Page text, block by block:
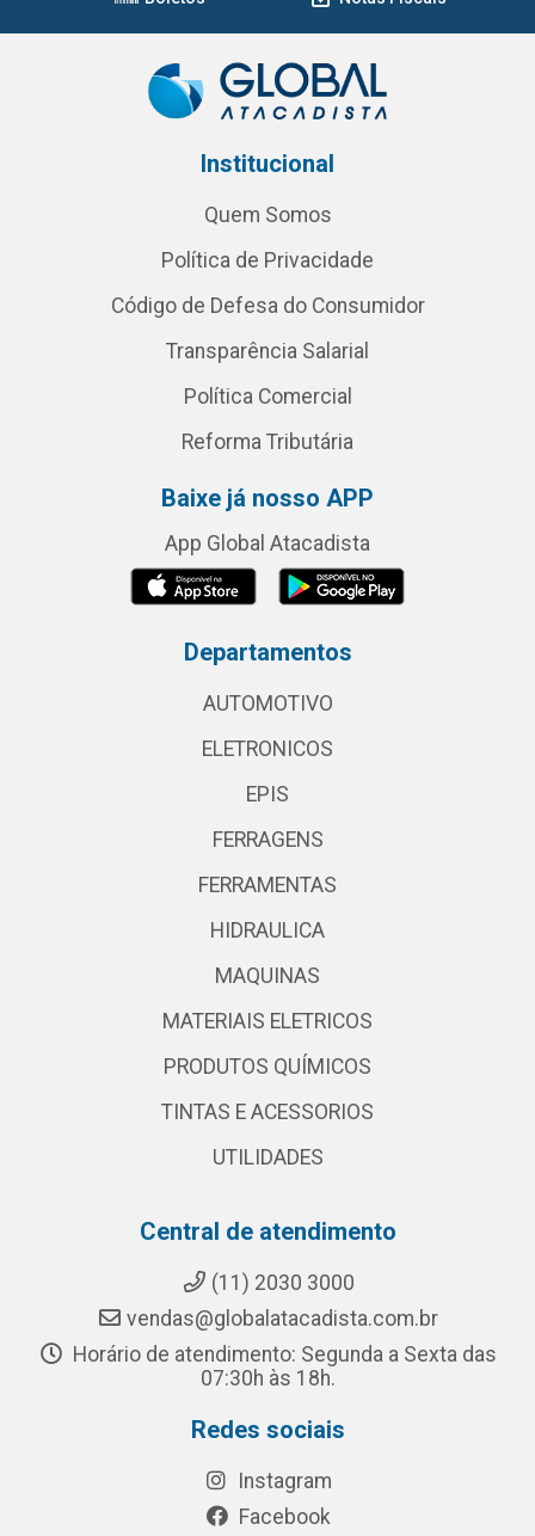
Institucional
Quem Somos
Política de Privacidade
Código de Defesa do Consumidor
Transparência Salarial
Política Comercial
Reforma Tributária
Baixe já nosso APP
App Global Atacadista
Departamentos
AUTOMOTIVO
ELETRONICOS
EPIS
FERRAGENS
FERRAMENTAS
HIDRAULICA
MAQUINAS
MATERIAIS ELETRICOS
PRODUTOS QUÍMICOS
TINTAS E ACESSORIOS
UTILIDADES
Central de atendimento
(11) 2030 3000
vendas@globalatacadista.com.br
Horário de atendimento: Segunda a Sexta das
07:30h às 18h.
Redes sociais
Instagram
Facebook